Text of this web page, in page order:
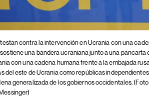
contra la intervención en Ucrania con una
una bandera ucraniana junto a una
con una cadena humana frente a la embajada
del este de Ucrania como repúblicas
generalizada de los gobiernos occidentales.